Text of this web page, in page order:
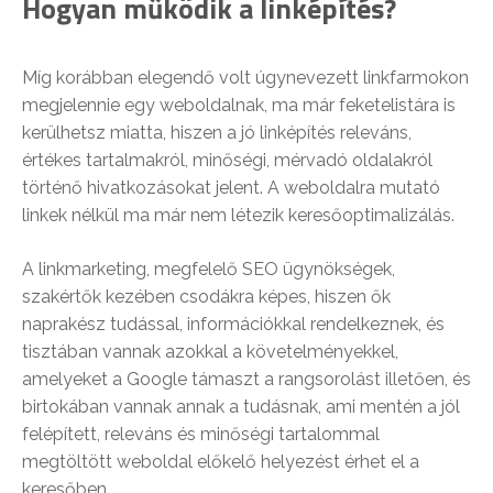
Hogyan működik a linképítés?
Míg korábban elegendő volt úgynevezett linkfarmokon
megjelennie egy weboldalnak, ma már feketelistára is
kerülhetsz miatta, hiszen a jó linképítés releváns,
értékes tartalmakról, minőségi, mérvadó oldalakról
történő hivatkozásokat jelent. A weboldalra mutató
linkek nélkül ma már nem létezik keresőoptimalizálás.
A linkmarketing, megfelelő SEO ügynökségek,
szakértők kezében csodákra képes, hiszen ők
naprakész tudással, információkkal rendelkeznek, és
tisztában vannak azokkal a követelményekkel,
amelyeket a Google támaszt a rangsorolást illetően, és
birtokában vannak annak a tudásnak, ami mentén a jól
felépített, releváns és minőségi tartalommal
megtöltött weboldal előkelő helyezést érhet el a